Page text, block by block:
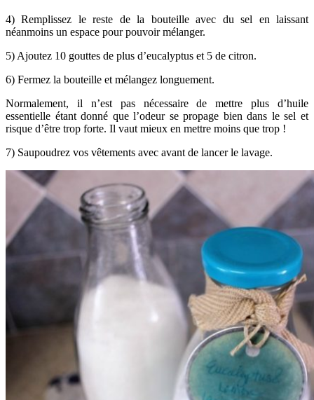
4) Remplissez le reste de la bouteille avec du sel en laissant
néanmoins un espace pour pouvoir mélanger.
5) Ajoutez 10 gouttes de plus d’eucalyptus et 5 de citron.
6) Fermez la bouteille et mélangez longuement.
Normalement, il n’est pas nécessaire de mettre plus d’huile
essentielle étant donné que l’odeur se propage bien dans le sel et
risque d’être trop forte. Il vaut mieux en mettre moins que trop !
7) Saupoudrez vos vêtements avec avant de lancer le lavage.